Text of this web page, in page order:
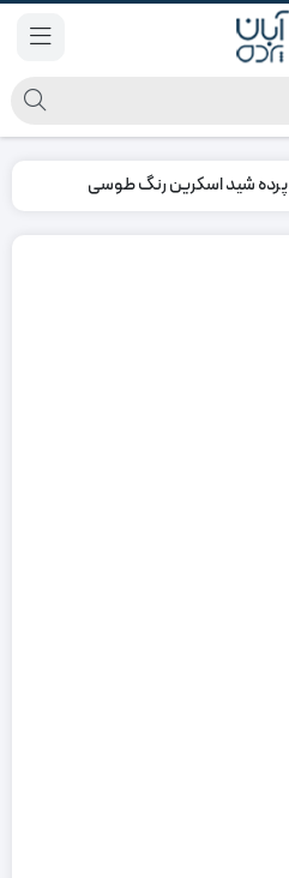
پرده شید اسکرین رنگ طوسی